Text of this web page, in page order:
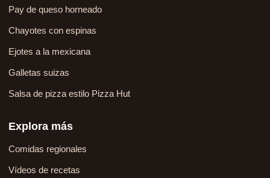
Pay de queso horneado
Chayotes con espinas
Ejotes a la mexicana
Galletas suizas
Salsa de pizza estilo Pizza Hut
Explora más
Comidas regionales
Vídeos de recetas